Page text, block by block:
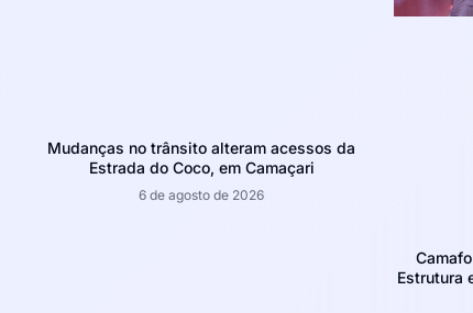
Mudanças no trânsito alteram acessos da
Estrada do Coco, em Camaçari
6 de agosto de 2026
Estrutura